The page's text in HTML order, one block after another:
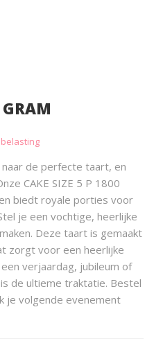
de perfecte taart, en
CAKE SIZE 5 P 1800
biedt royale porties voor
je een vochtige, heerlijke
Deze taart is gemaakt
zorgt voor een heerlijke
verjaardag, jubileum of
de ultieme traktatie. Bestel
je volgende evenement